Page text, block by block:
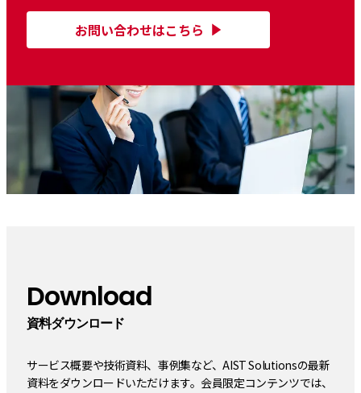
お問い合わせはこちら
Download
資料ダウンロード
サービス概要や技術資料、事例集など、AIST Solutionsの最新
資料をダウンロードいただけます。会員限定コンテンツでは、